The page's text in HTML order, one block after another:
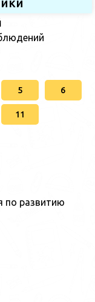
5 6
11
по развитию